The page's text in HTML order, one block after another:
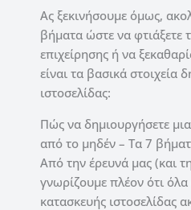
Ας ξεκινήσουμε όμως,
βήματα ώστε να φτιάξετε
επιχείρησης ή να
είναι τα βασικά στοιχεία
ιστοσελίδας:
Πώς να δημιουργήσετε
από το μηδέν – Τα 7
Από την έρευνά μας (και
γνωρίζουμε πλέον ότι
κατασκευής ιστοσελίδας